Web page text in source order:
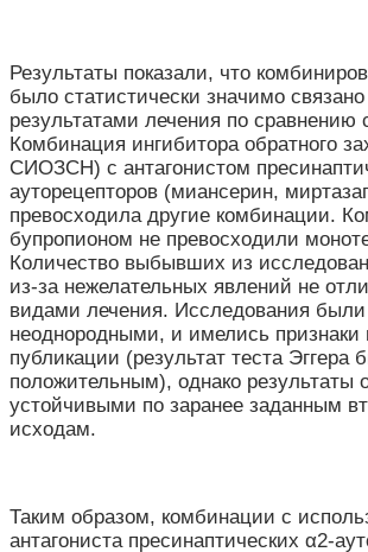
Результаты показали, что
было статистически значимо
результатами лечения по сравнению
Комбинация ингибитора обратного
СИОЗСН) с антагонистом
ауторецепторов (миансерин,
превосходила другие комбинации.
бупропионом не превосходили
Количество выбывших из
из-за нежелательных явлений не
видами лечения. Исследования были
неоднородными, и имелись признаки
публикации (результат теста Эггера
положительным), однако результаты
устойчивыми по заранее заданным
исходам.
Таким образом, комбинации с
антагониста пресинаптических α2-